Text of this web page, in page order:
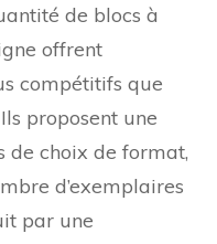
de blocs à
offrent
compétitifs que
proposent une
choix de format,
d’exemplaires
par une